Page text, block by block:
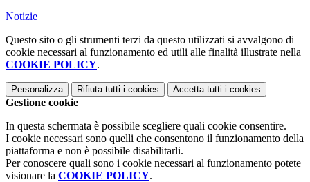
Notizie
Questo sito o gli strumenti terzi da questo utilizzati si avvalgono di
cookie necessari al funzionamento ed utili alle finalità illustrate nella
COOKIE POLICY.
Personalizza Rifiuta tutti i cookies Accetta tutti i cookies
Gestione cookie
In questa schermata è possibile scegliere quali cookie consentire.
I cookie necessari sono quelli che consentono il funzionamento della
piattaforma e non è possibile disabilitarli.
Per conoscere quali sono i cookie necessari al funzionamento potete
visionare la COOKIE POLICY.